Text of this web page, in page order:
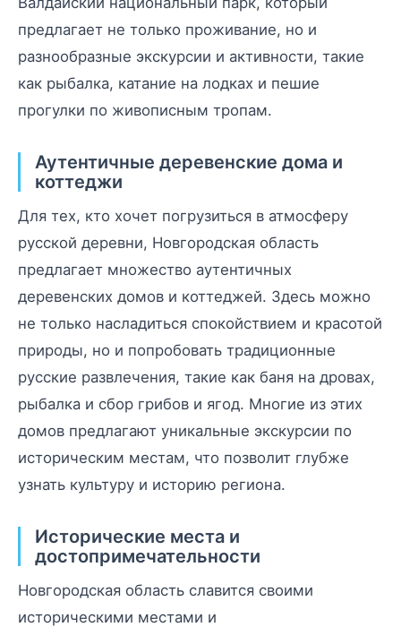
предлагает не только проживание, но и
разнообразные экскурсии и активности, такие
как рыбалка, катание на лодках и пешие
прогулки по живописным тропам.
Аутентичные деревенские дома и
коттеджи
Для тех, кто хочет погрузиться в атмосферу
русской деревни, Новгородская область
предлагает множество аутентичных
деревенских домов и коттеджей. Здесь можно
не только насладиться спокойствием и красотой
природы, но и попробовать традиционные
русские развлечения, такие как баня на дровах,
рыбалка и сбор грибов и ягод. Многие из этих
домов предлагают уникальные экскурсии по
историческим местам, что позволит глубже
узнать культуру и историю региона.
Исторические места и
достопримечательности
Новгородская область славится своими
историческими местами и